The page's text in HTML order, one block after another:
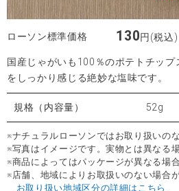
ローソン標準価格 130円(税込)
国産じゃがいも100％のポテトチッ
をしっかり感じる絶妙な塩味です。
規格（内容量） 52g
※ナチュラルローソンではお取り扱いの
※写真はイメージです。実物とは異なる
※商品によってはパッケージが異なる場
※店舗、地域によりお取扱いのない場合
お取り扱い地域区分の詳細はこちら